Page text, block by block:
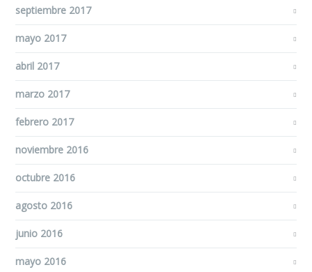
septiembre 2017
mayo 2017
abril 2017
marzo 2017
febrero 2017
noviembre 2016
octubre 2016
agosto 2016
junio 2016
mayo 2016